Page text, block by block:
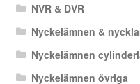
NVR & DVR
Nyckelämnen &
Nyckelämnen
Nyckelämnen övriga